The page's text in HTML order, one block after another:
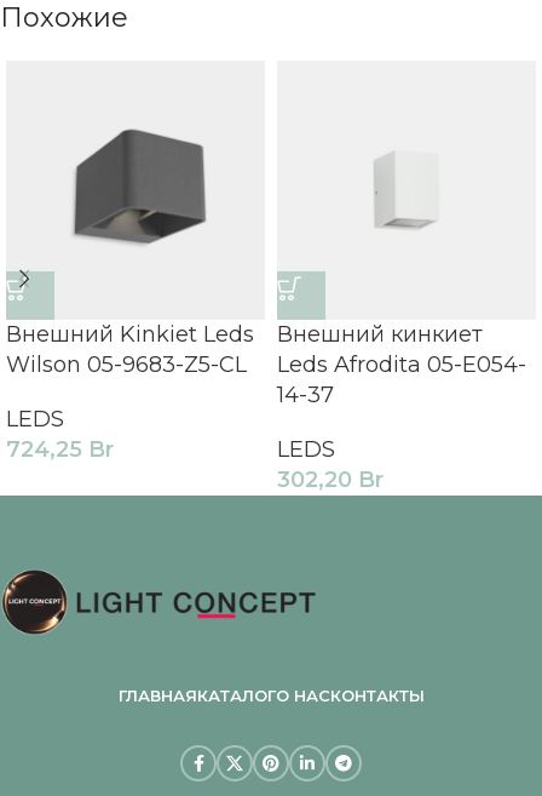
Похожие
Внешний Kinkiet Leds
Wilson 05-9683-Z5-CL
LEDS
724,25 Br
Внешний кинкиет
Leds Afrodita 05-E054-
14-37
LEDS
302,20 Br
ГЛАВНАЯКАТАЛОГО НАСКОНТАКТЫ